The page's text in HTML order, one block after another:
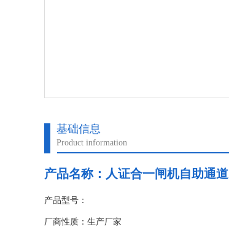
基础信息
Product information
产品名称： 人证合一闸机自助通道
产品型号：
厂商性质：生产厂家